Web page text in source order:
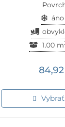
áno
1.00 m
84,92